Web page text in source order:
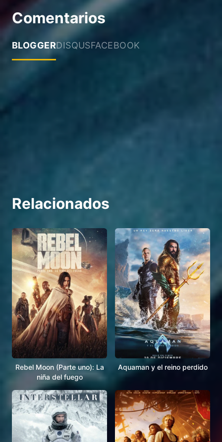
Comentarios
BLOGGERDISQUSFACEBOOK
Relacionados
Rebel Moon (Parte uno): La
niña del fuego
Aquaman y el reino perdido